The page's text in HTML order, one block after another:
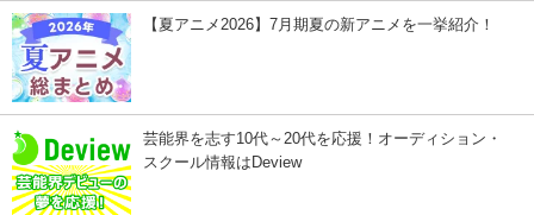
【夏アニメ2026】7月期夏の新アニメを一挙紹介！
芸能界を志す10代～20代を応援！オーディション・
スクール情報はDeview